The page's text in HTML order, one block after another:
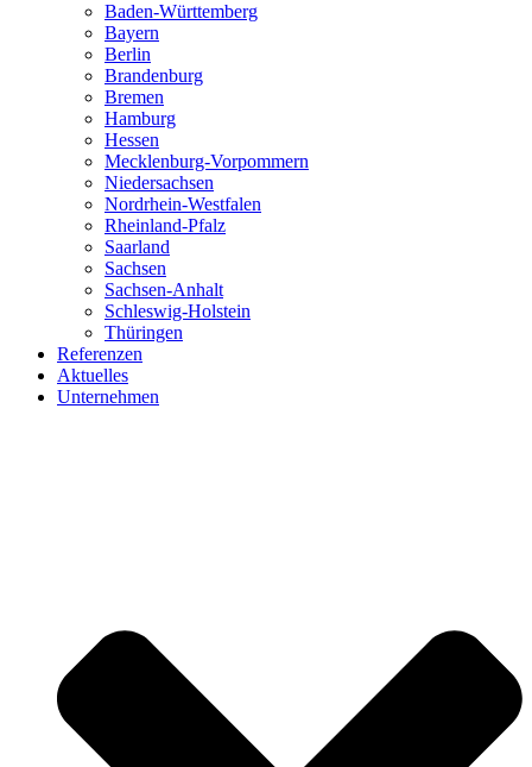
Baden-Württemberg
Bayern
Berlin
Brandenburg
Bremen
Hamburg
Hessen
Mecklenburg-Vorpommern
Niedersachsen
Nordrhein-Westfalen
Rheinland-Pfalz
Saarland
Sachsen
Sachsen-Anhalt
Schleswig-Holstein
Thüringen
Referenzen
Aktuelles
Unternehmen